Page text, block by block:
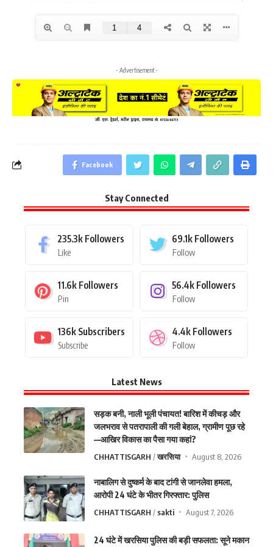
- Advertisement -
Facebook
Stay Connected
235.3k Followers
Like
69.1k Followers
Follow
11.6k Followers
Pin
56.4k Followers
Follow
136k Subscribers
Subscribe
4.4k Followers
Follow
Latest News
सड़क बनी, नाली भूली पंचायत! बारिश में कीचड़ और
जलभराव से पतरापाली की गली बेहाल, ग्रामीण पूछ रहे
—आखिर विकास का पैसा गया कहां?
CHHATTISGARH खरसिया August 8, 2026
नाबालिग से दुष्कर्म के बाद टांगी से जानलेवा हमला,
आरोपी 24 घंटे के भीतर गिरफ्तार: पुलिस
CHHATTISGARH sakti August 7, 2026
24 घंटे में खरसिया पुलिस की बड़ी सफलता: सूने मकान